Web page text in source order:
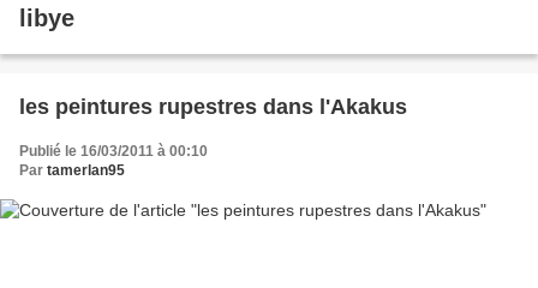
libye
les peintures rupestres dans l'Akakus
Publié le 16/03/2011 à 00:10
Par tamerlan95